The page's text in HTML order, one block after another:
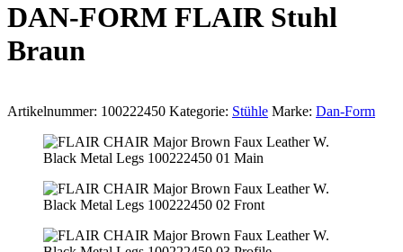
DAN-FORM FLAIR Stuhl
Braun
Artikelnummer: 100222450 Kategorie: Stühle Marke: Dan-Form